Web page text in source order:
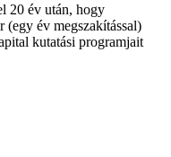
20 év után, hogy
év megszakítással)
kutatási programjait